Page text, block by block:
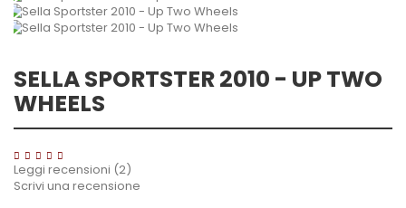
SELLA SPORTSTER 2010 - UP TWO
WHEELS
Leggi recensioni (2)
Scrivi una recensione